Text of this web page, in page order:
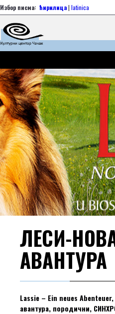
Избор писма: ћирилица| latinica
ЛЕСИ-
АВАНТУРА
Lassie – Ein neues
авантура, породични,